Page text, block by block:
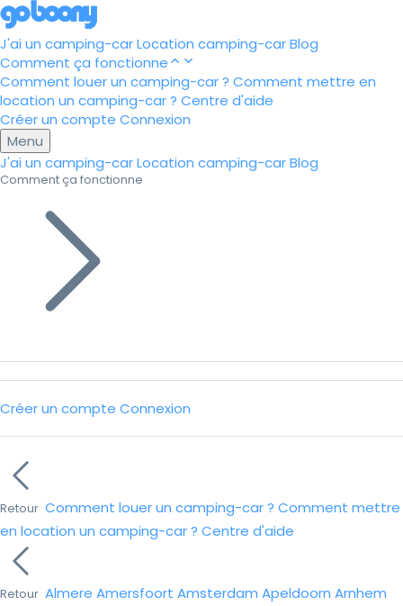
J'ai un camping-carLocation camping-carBlog
Comment ça fonctionne
Comment louer un camping-car ? Comment mettre en
location un camping-car ? Centre d'aide
Créer un compte Connexion
Menu
J'ai un camping-carLocation camping-carBlog
Comment ça fonctionne
Créer un compte Connexion
Retour Comment louer un camping-car ? Comment mettre
en location un camping-car ? Centre d'aide
Retour Almere Amersfoort Amsterdam Apeldoorn Arnhem